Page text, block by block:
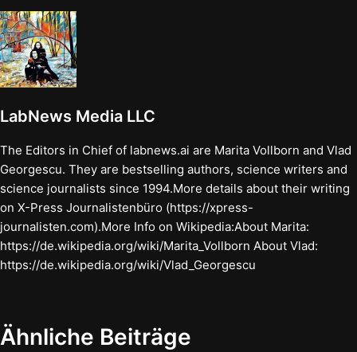
LabNews Media LLC
The Editors in Chief of labnews.ai are Marita Vollborn and Vlad
Georgescu. They are bestselling authors, science writers and
science journalists since 1994.More details about their writing
on X-Press Journalistenbüro (https://xpress-
journalisten.com).More Info on Wikipedia:About Marita:
https://de.wikipedia.org/wiki/Marita_Vollborn About Vlad:
https://de.wikipedia.org/wiki/Vlad_Georgescu
Ähnliche Beiträge